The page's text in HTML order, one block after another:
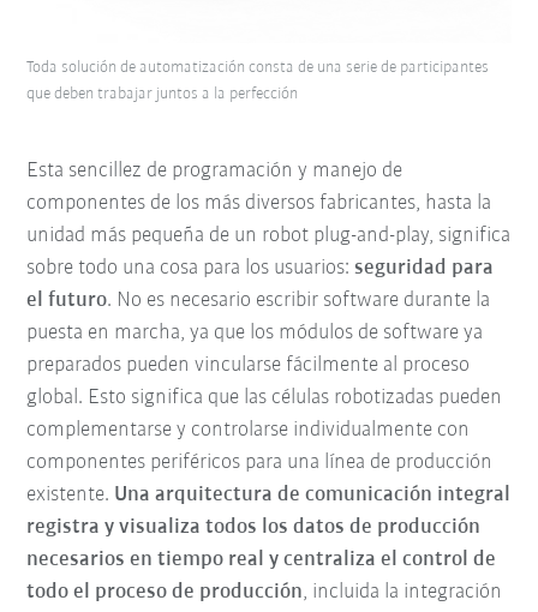
Toda solución de automatización consta de una serie de participantes
que deben trabajar juntos a la perfección
Esta sencillez de programación y manejo de
componentes de los más diversos fabricantes, hasta la
unidad más pequeña de un robot plug-and-play, significa
sobre todo una cosa para los usuarios:seguridad para
el futuro. No es necesario escribir software durante la
puesta en marcha, ya que los módulos de software ya
preparados pueden vincularse fácilmente al proceso
global. Esto significa que las células robotizadas pueden
complementarse y controlarse individualmente con
componentes periféricos para una línea de producción
existente. Una arquitectura de comunicación integral
registra y visualiza todos los datos de producción
necesarios en tiempo real y centraliza el control de
todo el proceso de producción, incluida la integración